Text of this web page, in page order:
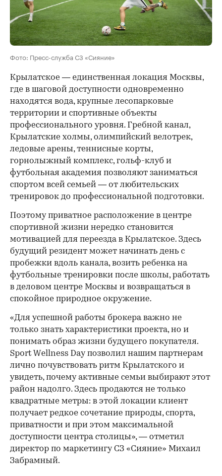
Фото: Пресс-служба СЗ «Сияние»
Крылатское — единственная локация Москвы,
где в шаговой доступности одновременно
находятся вода, крупные лесопарковые
территории и спортивные объекты
профессионального уровня. Гребной канал,
Крылатские холмы, олимпийский велотрек,
ледовые арены, теннисные корты,
горнолыжный комплекс, гольф-клуб и
футбольная академия позволяют заниматься
спортом всей семьей — от любительских
тренировок до профессиональной подготовки.
Поэтому приватное расположение в центре
спортивной жизни нередко становится
мотивацией для переезда в Крылатское. Здесь
будущий резидент может начинать день с
пробежки вдоль канала, возить ребенка на
футбольные тренировки после школы, работать
в деловом центре Москвы и возвращаться в
спокойное природное окружение.
«Для успешной работы брокера важно не
только знать характеристики проекта, но и
понимать образ жизни будущего покупателя.
Sport Wellness Day позволил нашим партнерам
лично почувствовать ритм Крылатского и
увидеть, почему активные семьи выбирают этот
район надолго. Здесь продаются не только
квадратные метры: в этой локации клиент
получает редкое сочетание природы, спорта,
приватности и при этом максимальной
доступности центра столицы», — отметил
директор по маркетингу СЗ «Сияние» Михаил
Забрамный.